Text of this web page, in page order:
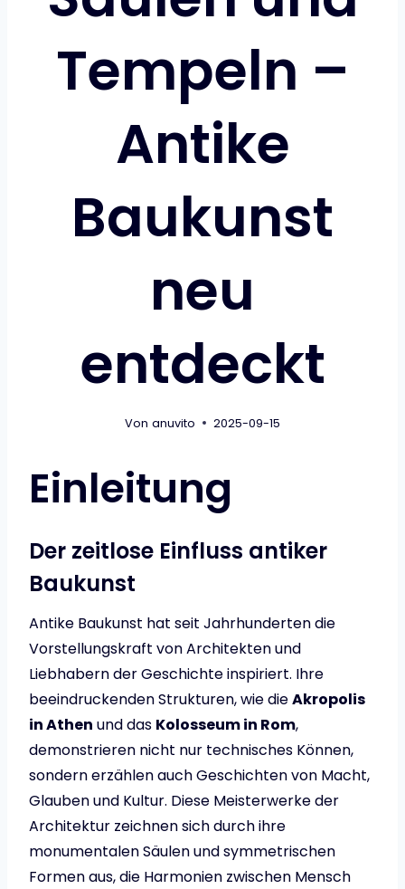
Tempeln –
Antike
Baukunst
neu
entdeckt
Von anuvito 2025-09-15
Einleitung
Der zeitlose Einfluss antiker
Baukunst
Antike Baukunst hat seit Jahrhunderten die
Vorstellungskraft von Architekten und
Liebhabern der Geschichte inspiriert. Ihre
beeindruckenden Strukturen, wie dieAkropolis
in Athen und das Kolosseum in Rom,
demonstrieren nicht nur technisches Können,
sondern erzählen auch Geschichten von Macht,
Glauben und Kultur. Diese Meisterwerke der
Architektur zeichnen sich durch ihre
monumentalen Säulen und symmetrischen
Formen aus, die Harmonien zwischen Mensch